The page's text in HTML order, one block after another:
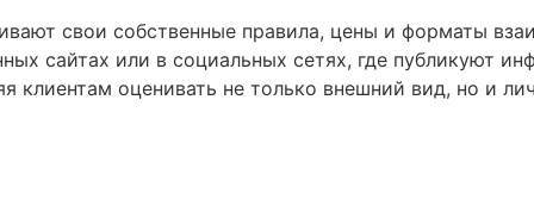
свои собственные правила, цены и форматы
сайтах или в социальных сетях, где публикуют
клиентам оценивать не только внешний вид, но и